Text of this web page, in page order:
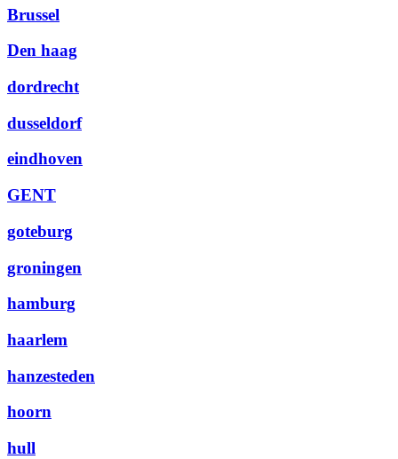
Brussel
Den haag
dordrecht
dusseldorf
eindhoven
GENT
goteburg
groningen
hamburg
haarlem
hanzesteden
hoorn
hull